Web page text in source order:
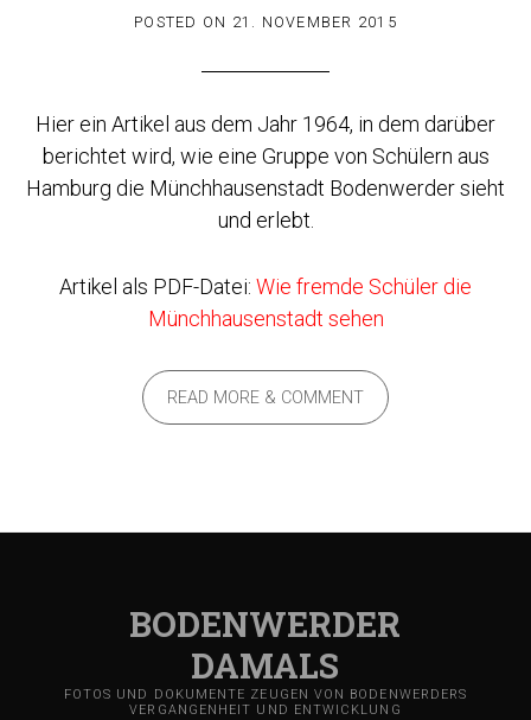
POSTED ON 21. NOVEMBER 2015
Hier ein Artikel aus dem Jahr 1964, in dem darüber
berichtet wird, wie eine Gruppe von Schülern aus
Hamburg die Münchhausenstadt Bodenwerder sieht
und erlebt.
Artikel als PDF-Datei: Wie fremde Schüler die
Münchhausenstadt sehen
READ MORE & COMMENT
BODENWERDER
DAMALS
FOTOS UND DOKUMENTE ZEUGEN VON BODENWERDERS
VERGANGENHEIT UND ENTWICKLUNG